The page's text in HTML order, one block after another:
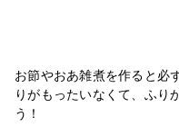
お節やおあ雑煮を作ると必
りがもったいなくて、ふり
う！